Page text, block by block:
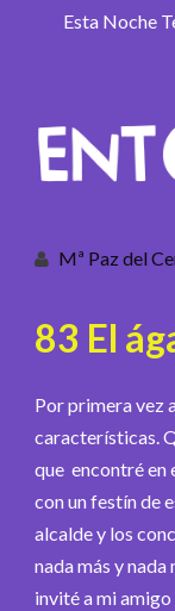
Esta Noche
Mª Paz del
83 El
Por primera vez
características.
que encontré en
con un festín de
alcalde y los
nada más y
invité a mi